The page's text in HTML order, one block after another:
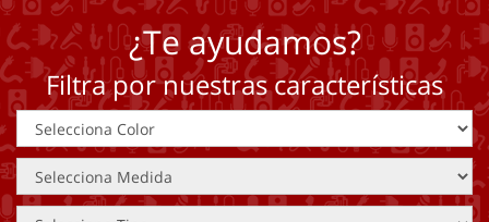
¿Te ayudamos?
Filtra por nuestras características